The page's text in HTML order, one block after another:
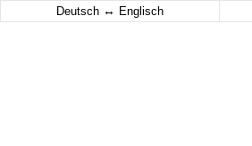
Deutsch ↔ Englisch